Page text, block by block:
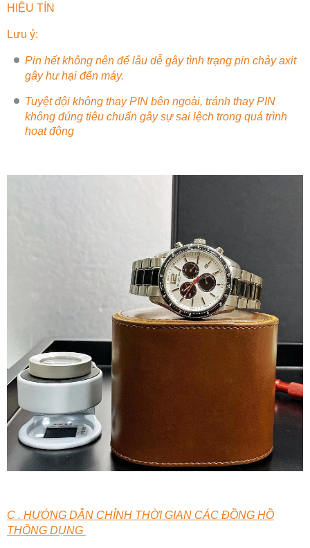
HIỆU TÍN
Lưu ý:
Pin hết không nên để lâu dễ gây tình trạng pin chảy axit
gây hư hại đến máy.
Tuyệt đội không thay PIN bên ngoài, tránh thay PIN
không đúng tiêu chuẩn gây sự sai lệch trong quá trình
hoạt động
C . HƯỚNG DẪN CHỈNH THỜI GIAN CÁC ĐỒNG HỒ
THÔNG DỤNG